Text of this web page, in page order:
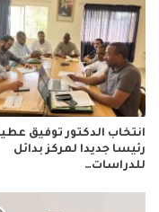
انتخاب الدكتور توفيق
رئيسا جديدا لمركز بدائل
للدراسات…